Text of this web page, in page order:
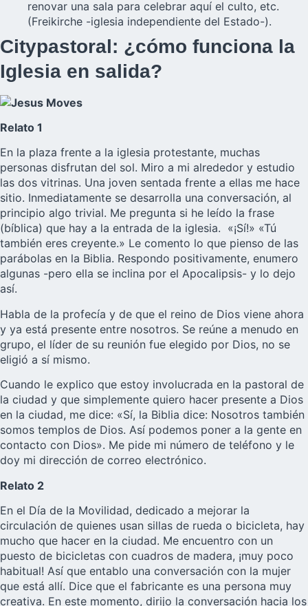
renovar una sala para celebrar aquí el culto, etc.
(Freikirche -iglesia independiente del Estado-).
Citypastoral: ¿cómo funciona la
Iglesia en salida?
Relato 1
En la plaza frente a la iglesia protestante, muchas
personas disfrutan del sol. Miro a mi alrededor y estudio
las dos vitrinas. Una joven sentada frente a ellas me hace
sitio. Inmediatamente se desarrolla una conversación, al
principio algo trivial. Me pregunta si he leído la frase
(bíblica) que hay a la entrada de la iglesia. «¡Sí!» «Tú
también eres creyente.» Le comento lo que pienso de las
parábolas en la Biblia. Respondo positivamente, enumero
algunas -pero ella se inclina por el Apocalipsis- y lo dejo
así.
Habla de la profecía y de que el reino de Dios viene ahora
y ya está presente entre nosotros. Se reúne a menudo en
grupo, el líder de su reunión fue elegido por Dios, no se
eligió a sí mismo.
Cuando le explico que estoy involucrada en la pastoral de
la ciudad y que simplemente quiero hacer presente a Dios
en la ciudad, me dice: «Sí, la Biblia dice: Nosotros también
somos templos de Dios. Así podemos poner a la gente en
contacto con Dios». Me pide mi número de teléfono y le
doy mi dirección de correo electrónico.
Relato 2
En el Día de la Movilidad, dedicado a mejorar la
circulación de quienes usan sillas de rueda o bicicleta, hay
mucho que hacer en la ciudad. Me encuentro con un
puesto de bicicletas con cuadros de madera, ¡muy poco
habitual! Así que entablo una conversación con la mujer
que está allí. Dice que el fabricante es una persona muy
creativa. En este momento, dirijo la conversación hacia los